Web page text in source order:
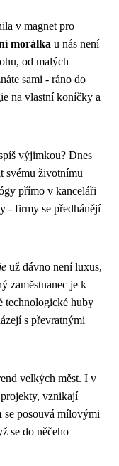
v magnet pro
morálka u nás není
od malých
sami - ráno do
na vlastní koníčky a
výjimkou? Dnes
svému životnímu
přímo v kanceláři
- firmy se předhánějí
už dávno není luxus,
zaměstnanec je k
technologické huby
s převratnými
velkých měst. I v
vznikají
se posouvá mílovými
se do něčeho